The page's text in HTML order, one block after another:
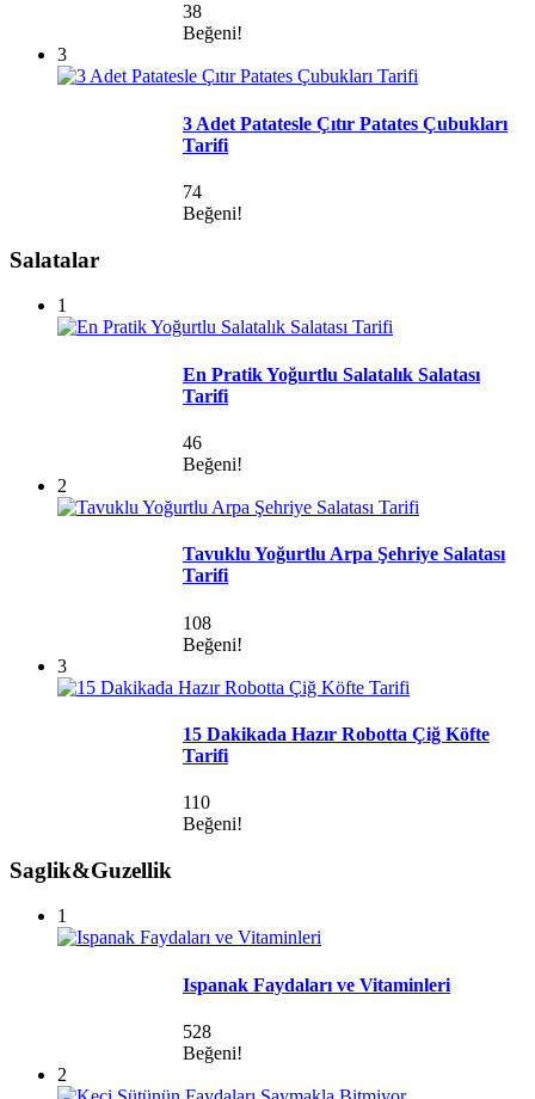
38
Beğeni!
3
3 Adet Patatesle Çıtır Patates Çubukları
Tarifi
74
Beğeni!
Salatalar
1
En Pratik Yoğurtlu Salatalık Salatası
Tarifi
46
Beğeni!
2
Tavuklu Yoğurtlu Arpa Şehriye Salatası
Tarifi
108
Beğeni!
3
15 Dakikada Hazır Robotta Çiğ Köfte
Tarifi
110
Beğeni!
Saglik&Guzellik
1
Ispanak Faydaları ve Vitaminleri
528
Beğeni!
2